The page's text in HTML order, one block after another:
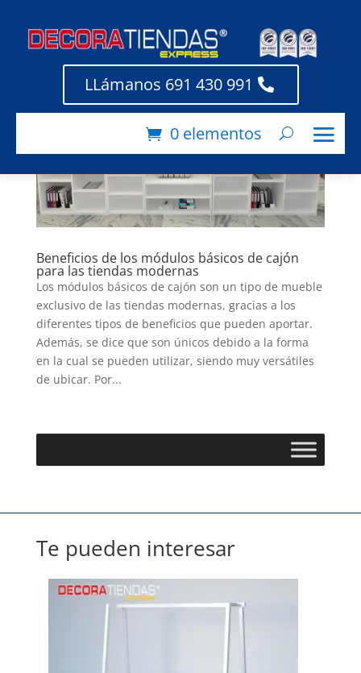
LLámanos 691 430 991
0 elementos
Beneficios de los módulos básicos de cajón
para las tiendas modernas
Los módulos básicos de cajón son un tipo de mueble
exclusivo de las tiendas modernas, gracias a los
diferentes tipos de beneficios que pueden aportar.
Además, se dice que son únicos debido a la forma
en la cual se pueden utilizar, siendo muy versátiles
de ubicar. Por...
Te pueden interesar